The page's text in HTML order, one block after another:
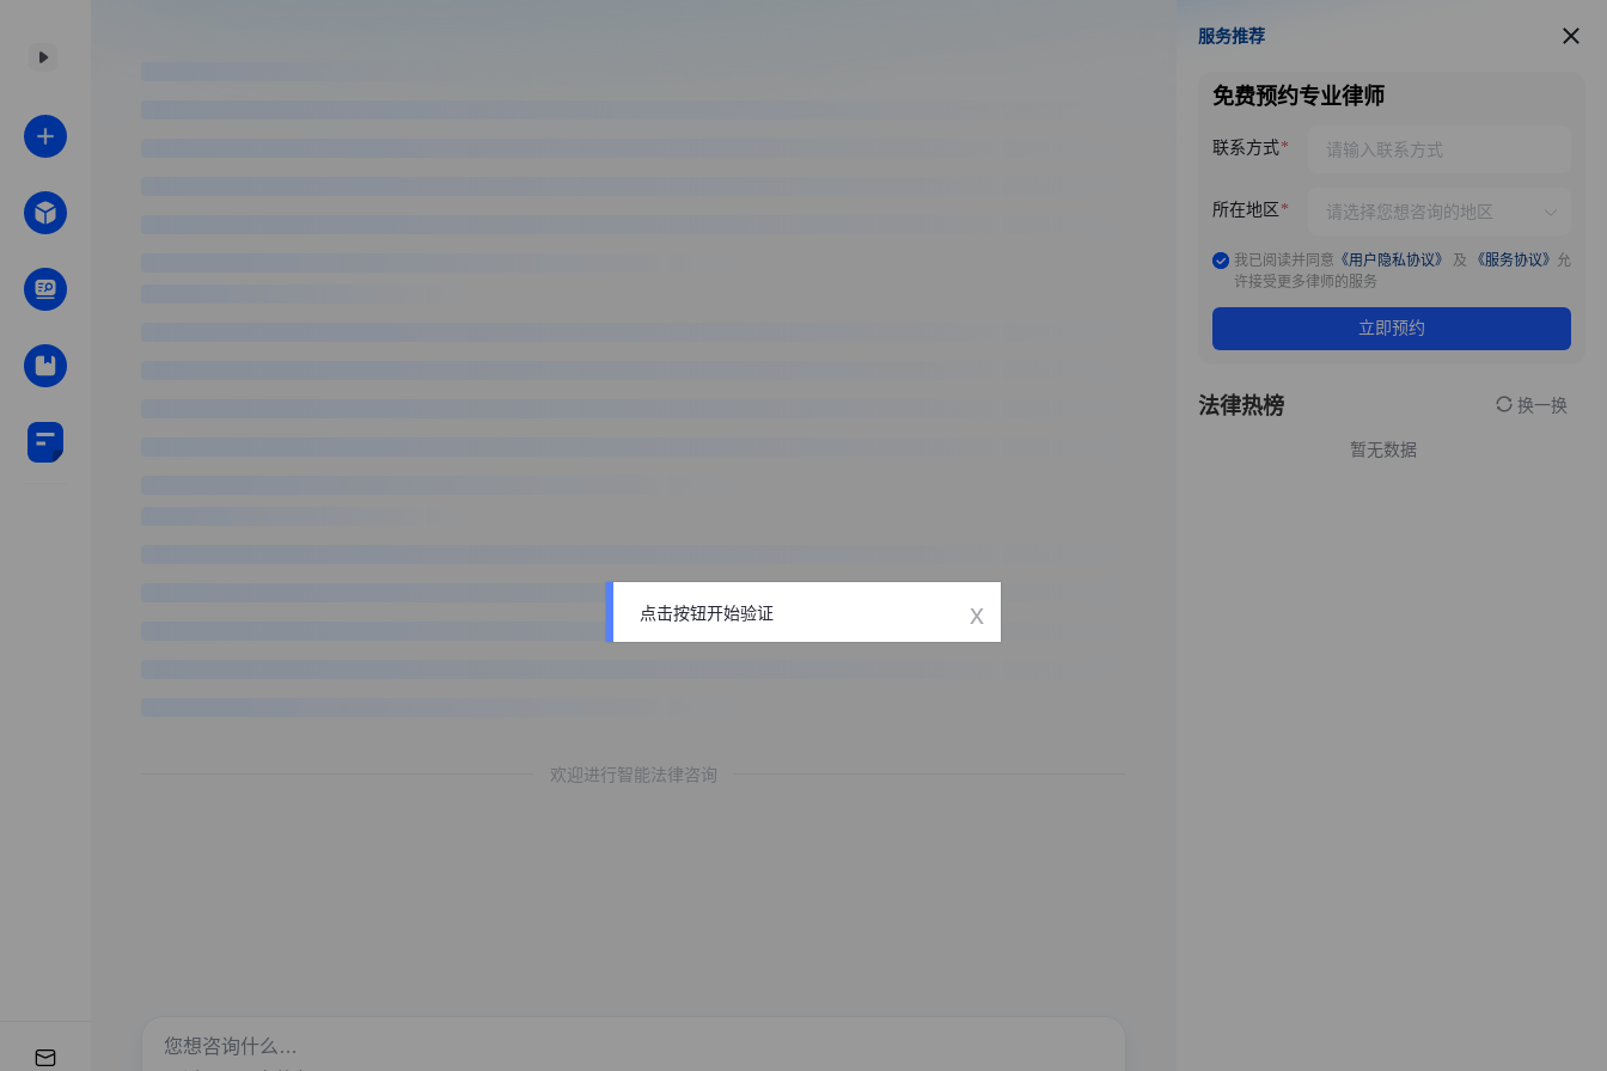
欢迎进行智能法律咨询
服务推荐
服务推荐
免费预约专业律师
联系方式
所在地区
我已阅读并同意 《用户隐私协议》 及 《服务协议》 允
许接受更多律师的服务
立即预约
法律热榜 换一换
暂无数据
点击按钮开始验证 x